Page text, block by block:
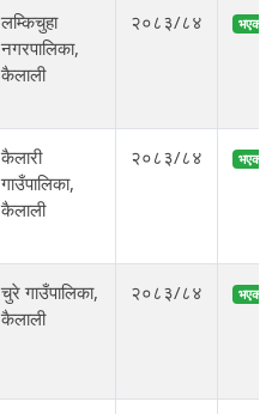
लम्किचुहा
नगरपालिका,
कैलाली
२०८३/८४ भएको
कैलारी
गाउँपालिका,
कैलाली
२०८३/८४ भएको
चुरे गाउँपालिका,
कैलाली
२०८३/८४ भएको